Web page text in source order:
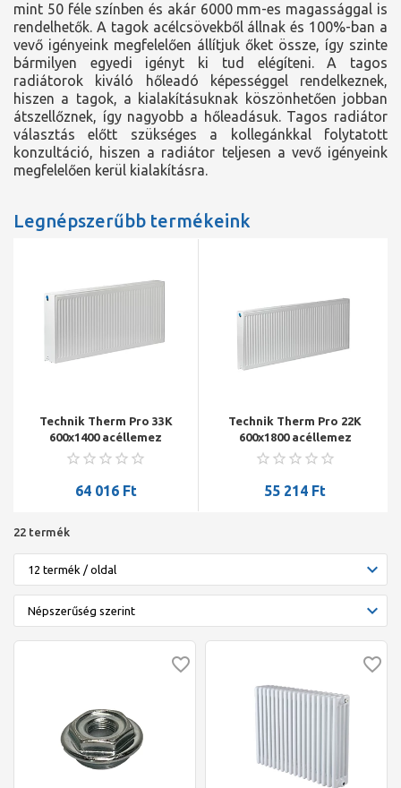
mint 50 féle színben és akár 6000 mm-es magassággal is
rendelhetők. A tagok acélcsövekből állnak és 100%-ban a
vevő igényeink megfelelően állítjuk őket össze, így szinte
bármilyen egyedi igényt ki tud elégíteni. A tagos
radiátorok kiváló hőleadó képességgel rendelkeznek,
hiszen a tagok, a kialakításuknak köszönhetően jobban
átszellőznek, így nagyobb a hőleadásuk. Tagos radiátor
választás előtt szükséges a kollegánkkal folytatott
konzultáció, hiszen a radiátor teljesen a vevő igényeink
megfelelően kerül kialakításra.
Legnépszerűbb termékeink
Technik Therm Pro 33K
600x1400 acéllemez
radiátor
64 016 Ft
Technik Therm Pro 22K
600x1800 acéllemez
radiátor
55 214 Ft
22 termék